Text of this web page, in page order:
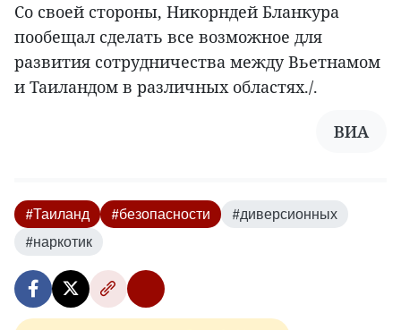
Со своей стороны, Никорндей Бланкура
пообещал сделать все возможное для
развития сотрудничества между Вьетнамом
и Таиландом в различных областях./.
ВИА
#Таиланд #безопасности
#диверсионных
#наркотик